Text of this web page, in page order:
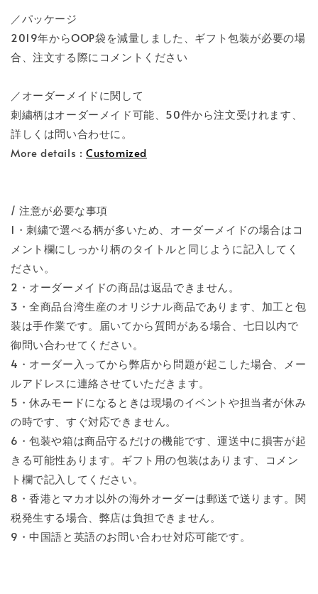
／パッケージ
2019年からOOP袋を減量しました、ギフト包装が必要の場
合、注文する際にコメントください
／オーダーメイドに関して
刺繍柄はオーダーメイド可能、50件から注文受けれます、
詳しくは問い合わせに。
More details : Customized
/ 注意が必要な事項
1・刺繍で選べる柄が多いため、オーダーメイドの場合はコ
メント欄にしっかり柄のタイトルと同じように記入してく
ださい。
2・オーダーメイドの商品は返品できません。
3・全商品台湾生産のオリジナル商品であります、加工と包
装は手作業です。届いてから質問がある場合、七日以内で
御問い合わせてください。
4・オーダー入ってから弊店から問題が起こした場合、メー
ルアドレスに連絡させていただきます。
5・休みモードになるときは現場のイベントや担当者が休み
の時です、すぐ対応できません。
6・包装や箱は商品守るだけの機能です、運送中に損害が起
きる可能性あります。ギフト用の包装はあります、コメン
ト欄で記入してください。
8・香港とマカオ以外の海外オーダーは郵送で送ります。関
税発生する場合、弊店は負担できません。
9・中国語と英語のお問い合わせ対応可能です。